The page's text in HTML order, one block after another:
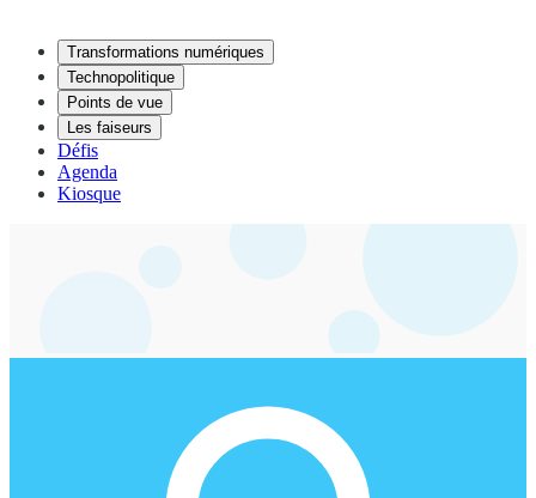
Transformations numériques
Technopolitique
Points de vue
Les faiseurs
Défis
Agenda
Kiosque